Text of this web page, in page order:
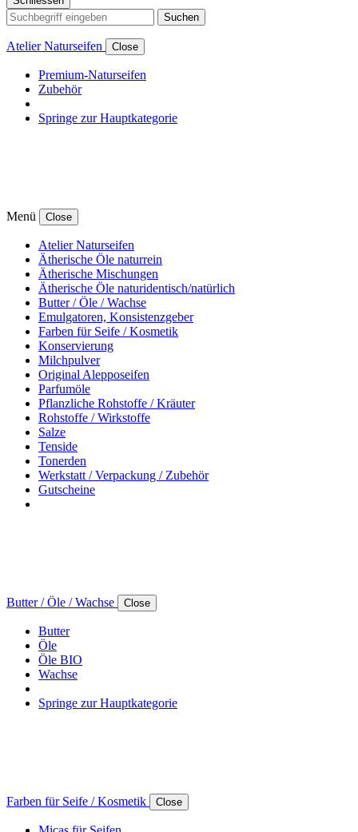
Suchen
Atelier Naturseifen Close
Premium-Naturseifen
Zubehör
Springe zur Hauptkategorie
Menü Close
Atelier Naturseifen
Ätherische Öle naturrein
Ätherische Mischungen
Ätherische Öle naturidentisch/natürlich
Butter / Öle / Wachse
Emulgatoren, Konsistenzgeber
Farben für Seife / Kosmetik
Konservierung
Milchpulver
Original Alepposeifen
Parfumöle
Pflanzliche Rohstoffe / Kräuter
Rohstoffe / Wirkstoffe
Salze
Tenside
Tonerden
Werkstatt / Verpackung / Zubehör
Gutscheine
Butter / Öle / Wachse Close
Butter
Öle
Öle BIO
Wachse
Springe zur Hauptkategorie
Farben für Seife / Kosmetik Close